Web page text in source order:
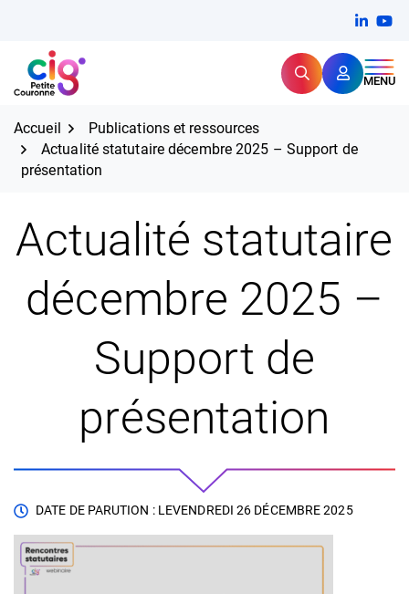
contenu
CIG Petite Couronne RechercherMENU
Expertise et proximité pour
Accueil
Publications et ressources
Actualité statutaire décembre 2025 – Support de
présentation
Actualité statutaire
décembre 2025 –
Support de
présentation
DATE DE PARUTION : LEVENDREDI 26 DÉCEMBRE 2025